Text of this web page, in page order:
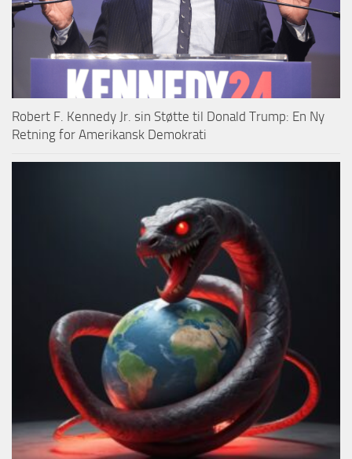
Robert F. Kennedy Jr. sin Støtte til Donald Trump: En Ny
Retning for Amerikansk Demokrati